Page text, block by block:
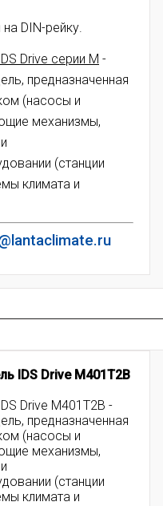
DIN-рейку.
IDS Drive серии М -
предназначенная
(насосы и
механизмы,
(станции
климата и
IDS Drive M401T2B
Drive M401T2B -
предназначенная
(насосы и
механизмы,
(станции
климата и